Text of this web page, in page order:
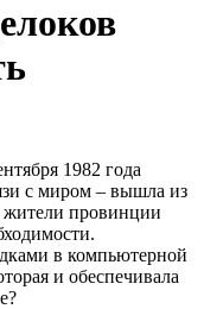
1982 года
с миром – вышла из
жители провинции
в компьютерной
и обеспечивала